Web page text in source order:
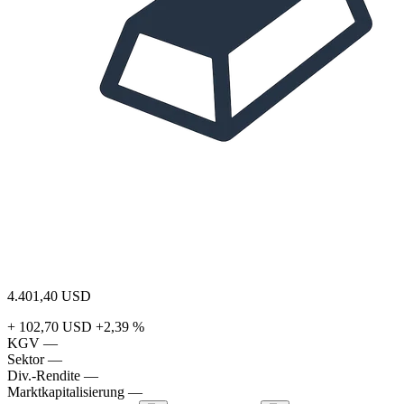
4.401,40 USD
+ 102,70 USD +2,39 %
KGV —
Sektor —
Div.-Rendite —
Marktkapitalisierung —